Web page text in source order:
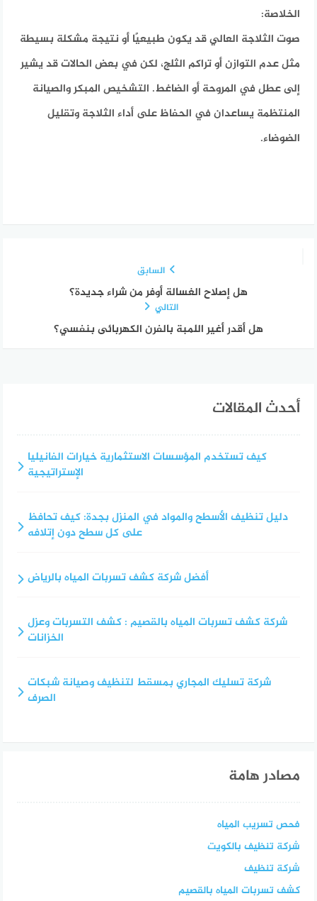
الخلاصة:
صوت الثلاجة العالي قد يكون طبيعيًا أو نتيجة مشكلة بسيطة
مثل عدم التوازن أو تراكم الثلج، لكن في بعض الحالات قد يشير
إلى عطل في المروحة أو الضاغط. التشخيص المبكر والصيانة
المنتظمة يساعدان في الحفاظ على أداء الثلاجة وتقليل
الضوضاء.
السابق
هل إصلاح الغسالة أوفر من شراء جديدة؟
التالي
هل أقدر أغير اللمبة بالفرن الكهربائى بنفسي؟
أحدث المقالات
كيف تستخدم المؤسسات الاستثمارية خيارات الفانيليا
الإستراتيجية
دليل تنظيف الأسطح والمواد في المنزل بجدة: كيف تحافظ
على كل سطح دون إتلافه
أفضل شركة كشف تسربات المياه بالرياض
شركة كشف تسربات المياه بالقصيم : كشف التسربات وعزل
الخزانات
شركة تسليك المجاري بمسقط لتنظيف وصيانة شبكات
الصرف
مصادر هامة
فحص تسريب المياه
شركة تنظيف بالكويت
شركة تنظيف
كشف تسربات المياه بالقصيم